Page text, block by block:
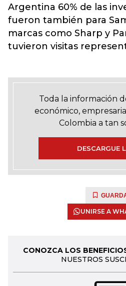
Argentina 60% de las
fueron también para
marcas como Sharp y
tuvieron visitas
Toda la información
económico,
Colombia a tan
DESCARGUE
UNIRSE A
CONOZCA LOS
NUESTROS